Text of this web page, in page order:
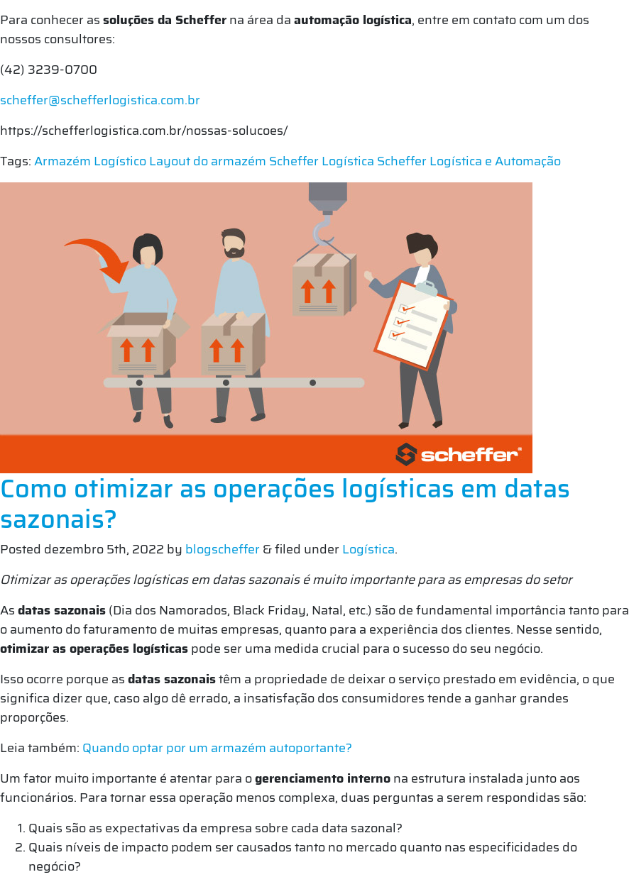
Para conhecer assoluções da Schefferna área daautomação logística, entre em contato com um dos
nossos consultores:
(42) 3239-0700
scheffer@schefferlogistica.com.br
https://schefferlogistica.com.br/nossas-solucoes/
Tags:Armazém LogísticoLayout do armazém Scheffer Logística Scheffer Logística e Automação
Como otimizar as operações logísticas em datas
sazonais?
Posted dezembro 5th, 2022 by blogscheffer&filed underLogística.
Otimizar as operações logísticas em datas sazonais é muito importante para as empresas do setor
Asdatas sazonais(Dia dos Namorados, Black Friday, Natal, etc.) são de fundamental importância tanto para
o aumento do faturamento de muitas empresas, quanto para a experiência dos clientes. Nesse sentido,
otimizar as operações logísticaspode ser uma medida crucial para o sucesso do seu negócio.
Isso ocorre porque asdatas sazonaistêm a propriedade de deixar o serviço prestado em evidência, o que
significa dizer que, caso algo dê errado, a insatisfação dos consumidores tende a ganhar grandes
proporções.
Leia também: Quando optar por um armazém autoportante?
Um fator muito importante é atentar para ogerenciamento internona estrutura instalada junto aos
funcionários. Para tornar essa operação menos complexa, duas perguntas a serem respondidas são:
Quais são as expectativas da empresa sobre cada data sazonal?
Quais níveis de impacto podem ser causados tanto no mercado quanto nas especificidades do
negócio?